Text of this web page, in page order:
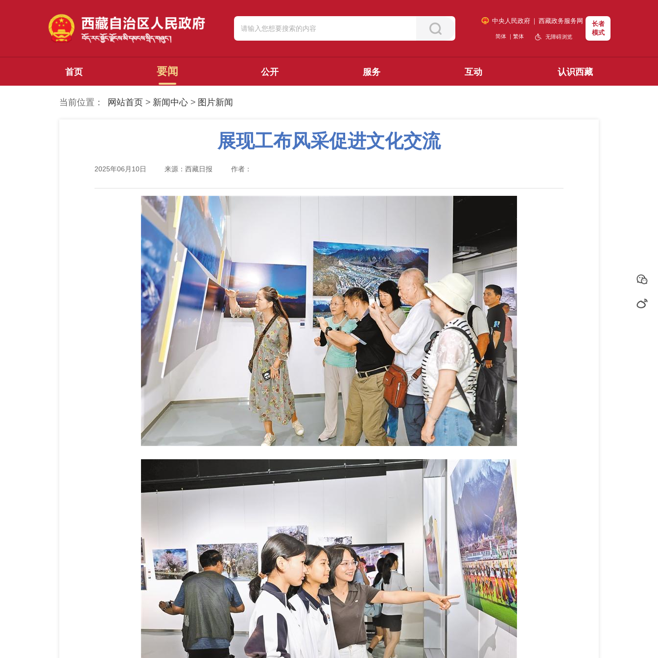
中央人民政府 ｜ 西藏政务服务网
简体｜ 繁体 无障碍浏览
长者
模式
首页 要闻 公开 服务 互动 认识西藏
当前位置： 网站首页 > 新闻中心 > 图片新闻
展现工布风采促进文化交流
2025年06月10日 来源：西藏日报 作者：